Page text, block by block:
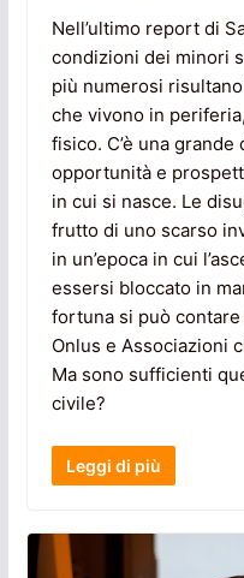
Nell’ultimo report di
condizioni dei minori
più numerosi
che vivono in
fisico. C’è una
opportunità e
in cui si nasce. Le
frutto di uno scarso
in un’epoca in cui
essersi bloccato in
fortuna si può
Onlus e Associazioni
Ma sono sufficienti
civile?
Leggi di più